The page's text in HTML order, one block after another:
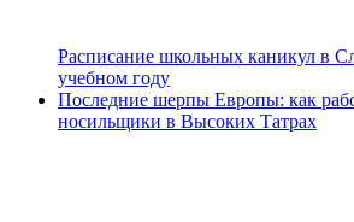
Расписание школьных каникул в
учебном году
Последние шерпы Европы: как
носильщики в Высоких Татрах